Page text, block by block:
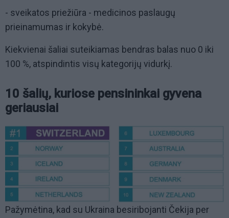
- sveikatos priežiūra - medicinos paslaugų
prieinamumas ir kokybė.
Kiekvienai šaliai suteikiamas bendras balas nuo 0 iki
100 %, atspindintis visų kategorijų vidurkį.
10 šalių, kuriose pensininkai gyvena
geriausiai
Pažymėtina, kad su Ukraina besiribojanti Čekija per